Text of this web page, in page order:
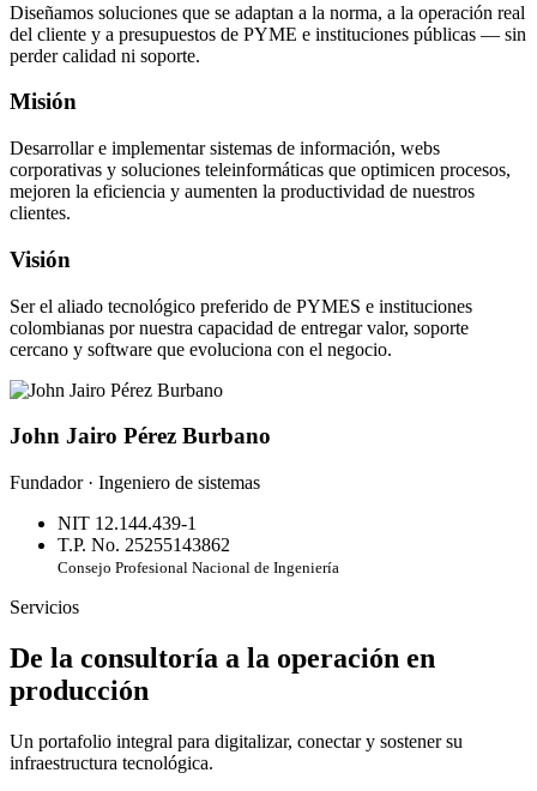
Diseñamos soluciones que se adaptan a la norma, a la operación real
del cliente y a presupuestos de PYME e instituciones públicas — sin
perder calidad ni soporte.
Misión
Desarrollar e implementar sistemas de información, webs
corporativas y soluciones teleinformáticas que optimicen procesos,
mejoren la eficiencia y aumenten la productividad de nuestros
clientes.
Visión
Ser el aliado tecnológico preferido de PYMES e instituciones
colombianas por nuestra capacidad de entregar valor, soporte
cercano y software que evoluciona con el negocio.
John Jairo Pérez Burbano
Fundador · Ingeniero de sistemas
NIT 12.144.439-1
T.P. No. 25255143862
Consejo Profesional Nacional de Ingeniería
Servicios
De la consultoría a la operación en
producción
Un portafolio integral para digitalizar, conectar y sostener su
infraestructura tecnológica.